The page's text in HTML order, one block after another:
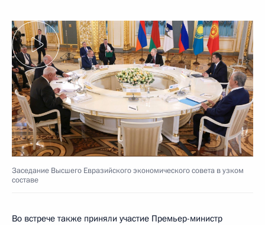
Заседание Высшего Евразийского экономического совета в узком
составе
Во встрече также приняли участие Премьер-министр